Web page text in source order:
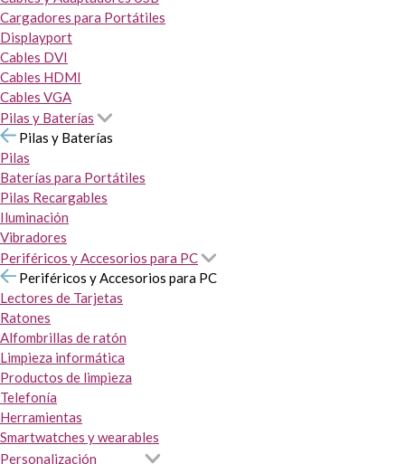
Cargadores para Portátiles
Displayport
Cables DVI
Cables HDMI
Cables VGA
Pilas y Baterías
Pilas y Baterías
Pilas
Baterías para Portátiles
Pilas Recargables
Iluminación
Vibradores
Periféricos y Accesorios para PC
Periféricos y Accesorios para PC
Lectores de Tarjetas
Ratones
Alfombrillas de ratón
Limpieza informática
Productos de limpieza
Telefonía
Herramientas
Smartwatches y wearables
Personalización